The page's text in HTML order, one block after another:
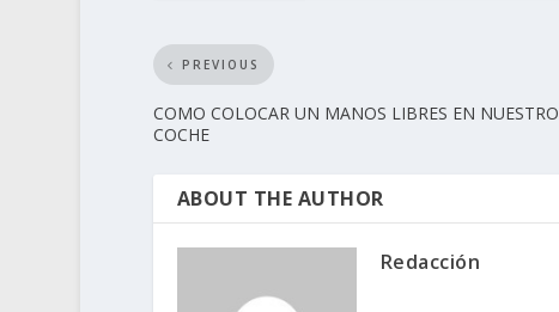
PREVIOUS
COMO COLOCAR UN MANOS LIBRES EN NUESTRO
COCHE
ABOUT THE AUTHOR
Redacción